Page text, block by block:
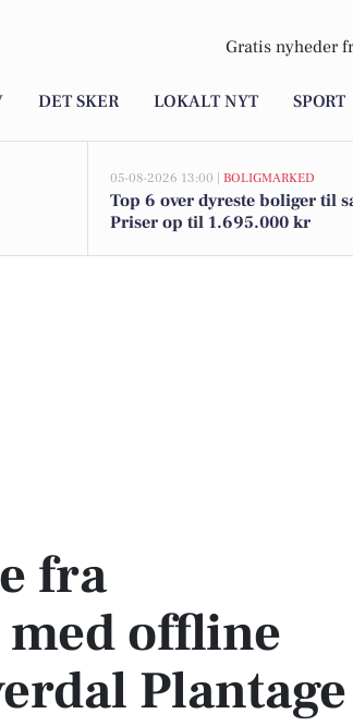
Gratis nyheder
DET SKER LOKALT NYT SPORT
05-08-2026 13:00 | BOLIGMARKED
Top 6 over dyreste boliger til
Priser op til 1.695.000 kr
i Hoverdal Plantage
fra
offline
Plantage